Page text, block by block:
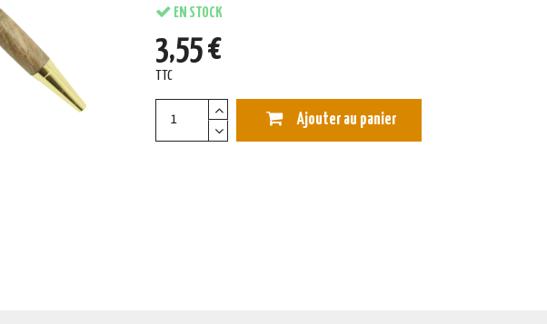
EN STOCK
3,55 €
TTC
Ajouter au panier